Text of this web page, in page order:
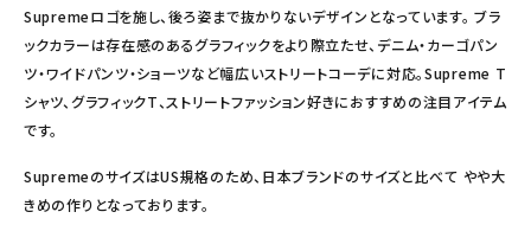
Supremeロゴを施し、後ろ姿まで抜かりないデザインとなっています。 ブラ
ックカラーは存在感のあるグラフィックをより際立たせ、デニム・カーゴパン
ツ・ワイドパンツ・ショーツなど幅広いストリートコーデに対応。Supreme T
シャツ、グラフィックT、ストリートファッション好きにおすすめの注目アイテム
です。
SupremeのサイズはUS規格のため、日本ブランドのサイズと比べて やや大
きめの作りとなっております。